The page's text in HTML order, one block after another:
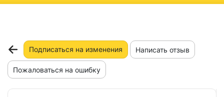
Подписаться на изменения Написать отзыв
Пожаловаться на ошибку